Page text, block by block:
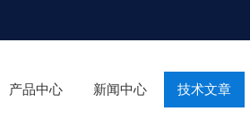
产品中心 新闻中心 技术文章